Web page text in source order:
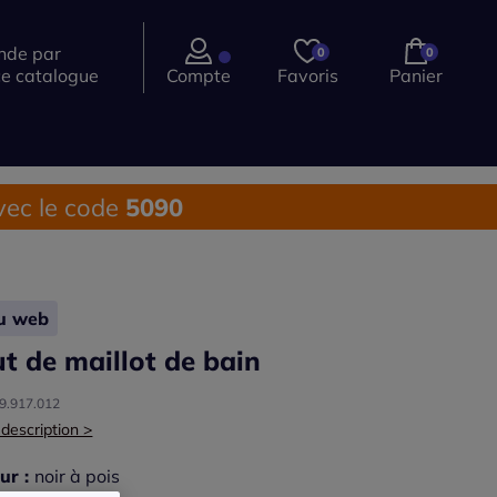
par
catalogue
Compte
0
Favoris
0
Panier
le code 5090
web
de maillot de bain
>
: noir à pois